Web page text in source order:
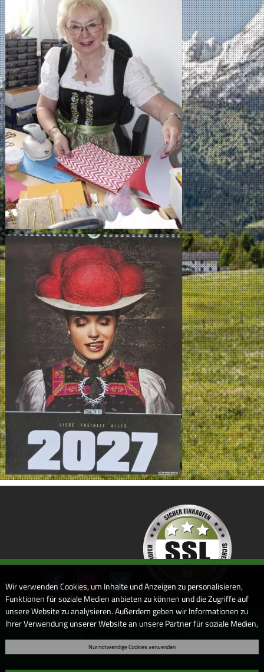
Webdesign by ARANES
Wir verwenden Cookies, um Inhalte und Anzeigen zu personalisieren,
Funktionen für soziale Medien anbieten zu können und die Zugriffe auf
unsere Website zu analysieren. Außerdem geben wir Informationen zu
Ihrer Verwendung unserer Website an unsere Partner für soziale Medien,
Informationen möglicherweise mit weiteren Daten zusammen, die Sie
Nur notwendige Cookies verwenden